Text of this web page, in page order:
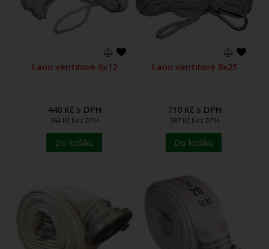
Lano ventilové 6x12
440 Kč s DPH
364 Kč bez DPH
Do košíku
Lano ventilové 8x25
710 Kč s DPH
587 Kč bez DPH
Do košíku